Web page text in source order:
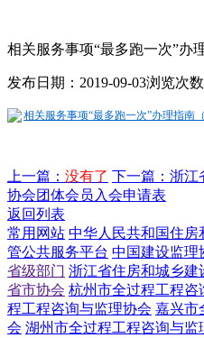
相关服务事项“最多跑一次”办
发布日期：2019-09-03浏览次
相关服务事项“最多跑一次”办理指南
上一篇： 没有了 下一篇： 浙江
协会团体会员入会申请表
返回列表
常用网站 中华人民共和国住房
管公共服务平台 中国建设监理
省级部门 浙江省住房和城乡建
省市协会 杭州市全过程工程咨
程工程咨询与监理协会 嘉兴市
会 湖州市全过程工程咨询与监